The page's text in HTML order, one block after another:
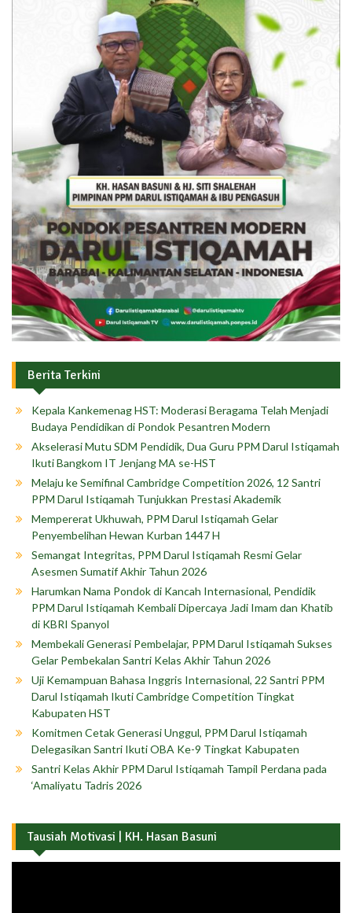
Berita Terkini
Kepala Kankemenag HST: Moderasi Beragama Telah Menjadi
Budaya Pendidikan di Pondok Pesantren Modern
Akselerasi Mutu SDM Pendidik, Dua Guru PPM Darul Istiqamah
Ikuti Bangkom IT Jenjang MA se-HST
Melaju ke Semifinal Cambridge Competition 2026, 12 Santri
PPM Darul Istiqamah Tunjukkan Prestasi Akademik
Mempererat Ukhuwah, PPM Darul Istiqamah Gelar
Penyembelihan Hewan Kurban 1447 H
Semangat Integritas, PPM Darul Istiqamah Resmi Gelar
Asesmen Sumatif Akhir Tahun 2026
Harumkan Nama Pondok di Kancah Internasional, Pendidik
PPM Darul Istiqamah Kembali Dipercaya Jadi Imam dan Khatib
di KBRI Spanyol
Membekali Generasi Pembelajar, PPM Darul Istiqamah Sukses
Gelar Pembekalan Santri Kelas Akhir Tahun 2026
Uji Kemampuan Bahasa Inggris Internasional, 22 Santri PPM
Darul Istiqamah Ikuti Cambridge Competition Tingkat
Kabupaten HST
Komitmen Cetak Generasi Unggul, PPM Darul Istiqamah
Delegasikan Santri Ikuti OBA Ke-9 Tingkat Kabupaten
Santri Kelas Akhir PPM Darul Istiqamah Tampil Perdana pada
‘Amaliyatu Tadris 2026
Tausiah Motivasi | KH. Hasan Basuni